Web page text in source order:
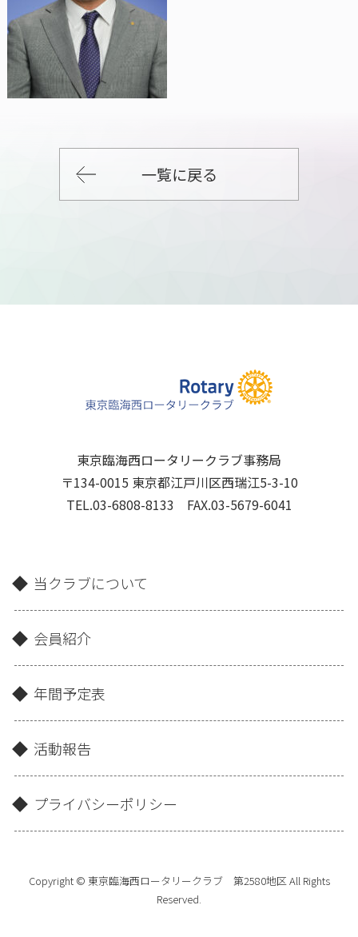
一覧に戻る
東京臨海西ロータリークラブ事務局
〒134-0015 東京都江戸川区西瑞江5-3-10
TEL.03-6808-8133 FAX.03-5679-6041
当クラブについて
会員紹介
年間予定表
活動報告
プライバシーポリシー
Copyright © 東京臨海西ロータリークラブ 第2580地区 All Rights
Reserved.